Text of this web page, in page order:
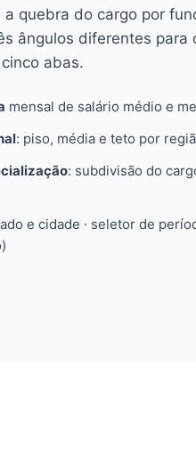
a quebra do cargo por
ângulos diferentes
abas.
mensal de salário médio e
: piso, média e teto por
: subdivisão do
e cidade · seletor de